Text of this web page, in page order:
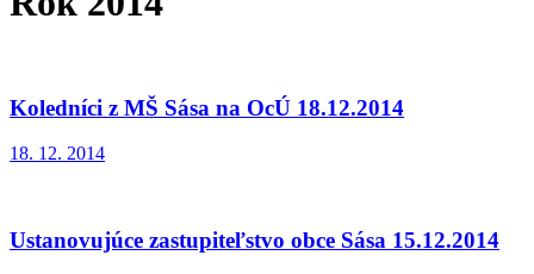
Koledníci z MŠ Sása na OcÚ 18.12.2014
18. 12. 2014
Ustanovujúce zastupiteľstvo obce Sása 15.12.2014